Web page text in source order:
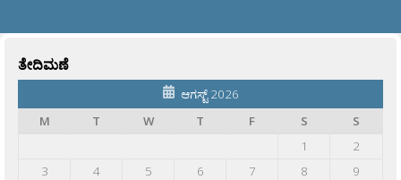
ತೇದಿಮಣೆ
ಆಗಸ್ಟ್ 2026
M
T W T F S
S
1
2
3
4 5 6 7 8
9